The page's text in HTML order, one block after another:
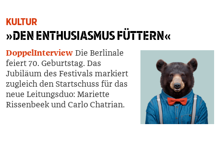
KULTUR
»DEN ENTHUSIASMUS FÜTTERN«
DoppelInterviewDie Berlinale
feiert70. Geburtstag. Das
Jubiläumdes Festivals markiert
zugleich den Startschuss für das
neue Leitungsduo: Mariette
Rissenbeekund Carlo Chatrian.